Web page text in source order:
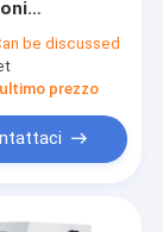
be discussed
prezzo